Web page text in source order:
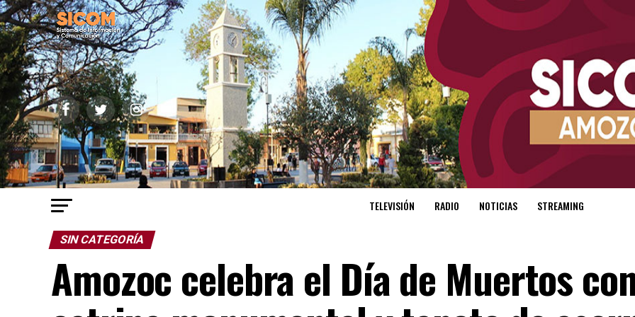
TELEVISIÓN RADIO NOTICIAS STREAMING
SIN CATEGORÍA
Amozoc celebra el Día de Muertos